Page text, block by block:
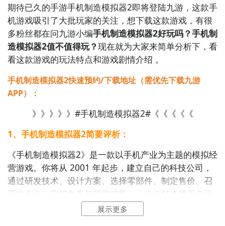
期待已久的手游手机制造模拟器2即将登陆九游，这款手
机游戏吸引了大批玩家的关注，想下载这款游戏，有很
多粉丝都在问九游小编手机制造模拟器2好玩吗？手机制
造模拟器2值不值得玩？现在就为大家来简单分析下，看
看这款游戏的玩法特点和游戏剧情介绍 。
手机制造模拟器2快速预约/下载地址（需优先下载九游
APP）：
》》》》》#手机制造模拟器2#《《《《《
1、手机制造模拟器2简要评析：
《手机制造模拟器2》是一款以手机产业为主题的模拟经
营游戏。你将从 2001 年起步，建立自己的科技公司，
通过研发技术、设计方案、选择零部件、制定售价、召
开发布会、安排生产与观察销量，一步步打造属于自己
的手机品牌。游戏中，你可以围绕芯片、主板、屏幕、
存储、内存、摄像头、散热、扬声器与系统进行组合与
展示更多